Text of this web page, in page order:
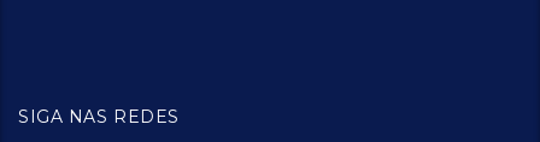
SIGA NAS REDES